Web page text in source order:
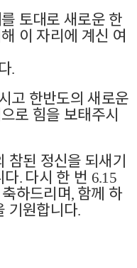
토대로 새로운 한
이 자리에 계신 여
.
고 한반도의 새로운
로 힘을 보태주시
참된 정신을 되새기
다. 다시 한 번 6.15
하드리며, 함께 하
기원합니다.